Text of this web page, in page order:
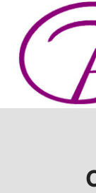
Doorgaan
inhoud